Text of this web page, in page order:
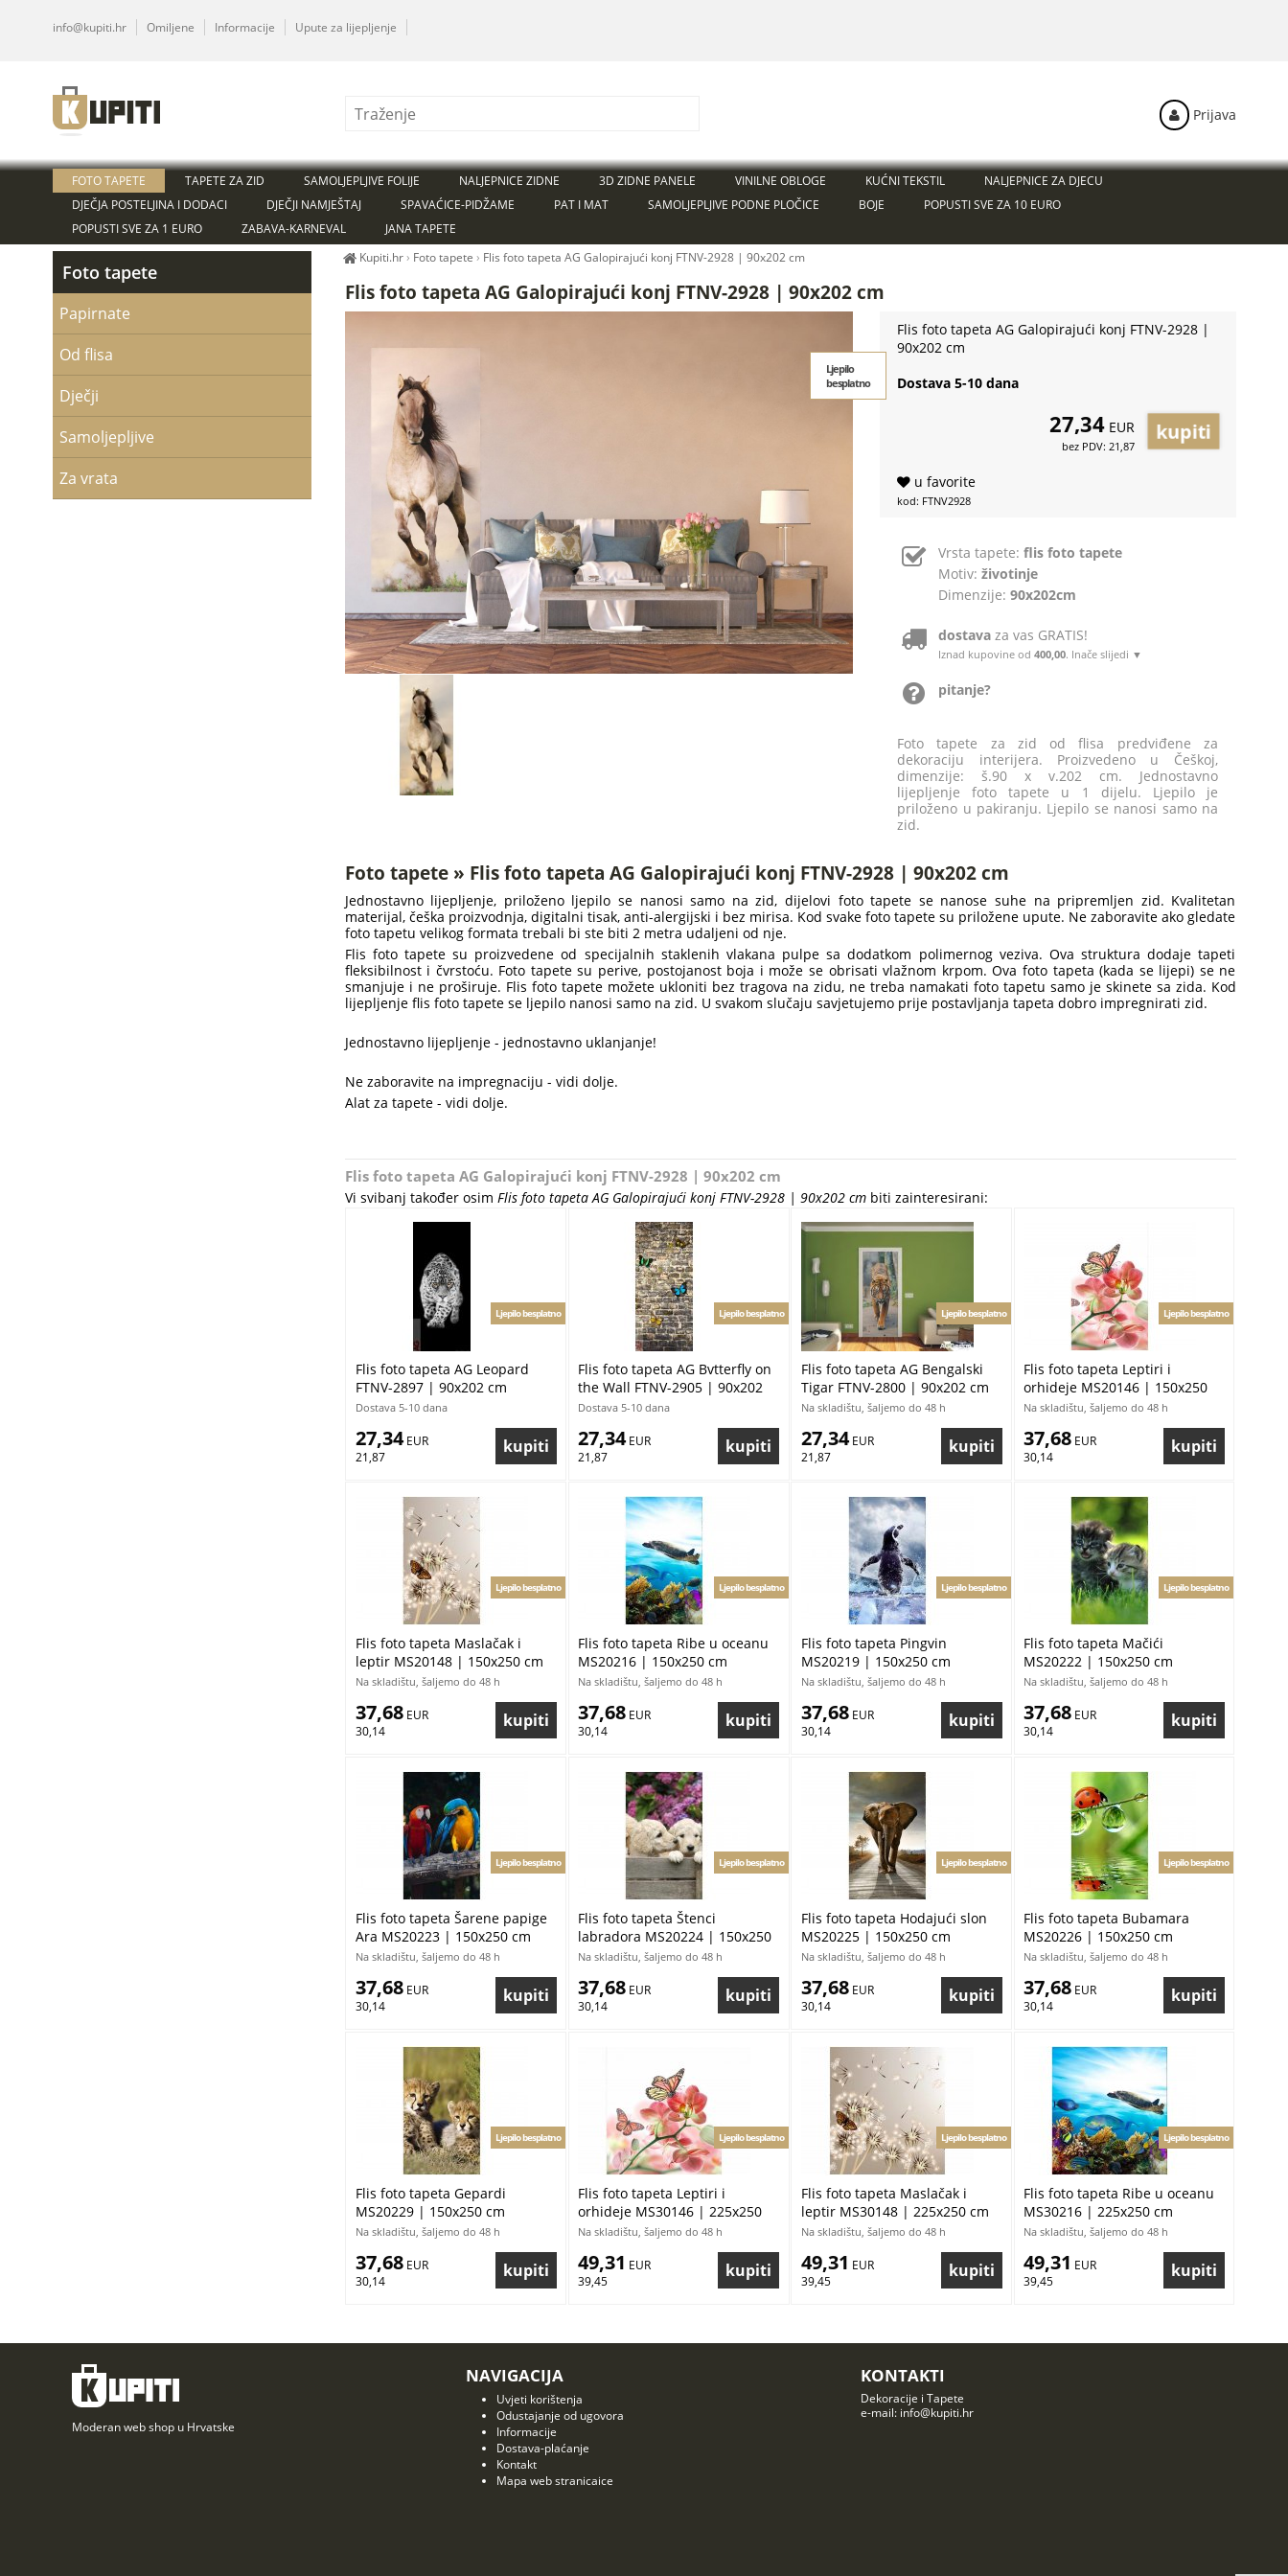
Flis foto tapeta AG Galopirajući konj FTNV-2928 | 90x202 cm
Flis foto tapeta AG Galopirajući konj FTNV-2928 |
90x202 cm
Ljepilo
besplatno
Dostava 5-10 dana
27,34EUR
bez PDV: 21,87
u favorite
kod: FTNV2928
Vrsta tapete:flis foto tapete
Motiv:životinje
Dimenzije:90x202cm
dostava za vas GRATIS!
Iznad kupovine od400,00. Inače slijedi ▼
pitanje?
Foto tapete za zid od flisa predviđene za
dekoraciju interijera. Proizvedeno u Češkoj,
dimenzije: š.90 x v.202 cm. Jednostavno
lijepljenje foto tapete u 1 dijelu. Ljepilo je
priloženo u pakiranju. Ljepilo se nanosi samo na
zid.
Foto tapete » Flis foto tapeta AG Galopirajući konj FTNV-2928 | 90x202 cm
Jednostavno lijepljenje, priloženo ljepilo se nanosi samo na zid, dijelovi foto tapete se nanose suhe na pripremljen zid. Kvalitetan
materijal, češka proizvodnja, digitalni tisak, anti-alergijski i bez mirisa. Kod svake foto tapete su priložene upute. Ne zaboravite ako gledate
foto tapetu velikog formata trebali bi ste biti 2 metra udaljeni od nje.
Flis foto tapete su proizvedene od specijalnih staklenih vlakana pulpe sa dodatkom polimernog veziva. Ova struktura dodaje tapeti
fleksibilnost i čvrstoću. Foto tapete su perive, postojanost boja i može se obrisati vlažnom krpom. Ova foto tapeta (kada se lijepi) se ne
smanjuje i ne proširuje. Flis foto tapete možete ukloniti bez tragova na zidu, ne treba namakati foto tapetu samo je skinete sa zida. Kod
lijepljenje flis foto tapete se ljepilo nanosi samo na zid. U svakom slučaju savjetujemo prije postavljanja tapeta dobro impregnirati zid.
Jednostavno lijepljenje - jednostavno uklanjanje!
Ne zaboravite na impregnaciju - vidi dolje.
Alat za tapete - vidi dolje.
Flis foto tapeta AG Galopirajući konj FTNV-2928 | 90x202 cm
Vi svibanj također osim Flis foto tapeta AG Galopirajući konj FTNV-2928 | 90x202 cmbiti zainteresirani:
Flis foto tapeta AG Leopard
FTNV-2897 | 90x202 cm
Ljepilo besplatno
Dostava 5-10 dana
27,34 EUR
21,87
Flis foto tapeta AG Bvtterfly on
the Wall FTNV-2905 | 90x202
cm
Ljepilo besplatno
Dostava 5-10 dana
27,34 EUR
21,87
Flis foto tapeta AG Bengalski
Tigar FTNV-2800 | 90x202 cm
Ljepilo besplatno
Na skladištu, šaljemo do 48 h
27,34 EUR
21,87
Flis foto tapeta Leptiri i
orhideje MS20146 | 150x250
cm
Ljepilo besplatno
Na skladištu, šaljemo do 48 h
37,68 EUR
30,14
Flis foto tapeta Maslačak i
leptir MS20148 | 150x250 cm
Ljepilo besplatno
Na skladištu, šaljemo do 48 h
37,68 EUR
30,14
Flis foto tapeta Ribe u oceanu
MS20216 | 150x250 cm
Ljepilo besplatno
Na skladištu, šaljemo do 48 h
37,68 EUR
30,14
Flis foto tapeta Pingvin
MS20219 | 150x250 cm
Ljepilo besplatno
Na skladištu, šaljemo do 48 h
37,68 EUR
30,14
Flis foto tapeta Mačići
MS20222 | 150x250 cm
Ljepilo besplatno
Na skladištu, šaljemo do 48 h
37,68 EUR
30,14
Flis foto tapeta Šarene papige
Ara MS20223 | 150x250 cm
Ljepilo besplatno
Na skladištu, šaljemo do 48 h
37,68 EUR
30,14
Flis foto tapeta Štenci
labradora MS20224 | 150x250
cm
Ljepilo besplatno
Na skladištu, šaljemo do 48 h
37,68 EUR
30,14
Flis foto tapeta Hodajući slon
MS20225 | 150x250 cm
Ljepilo besplatno
Na skladištu, šaljemo do 48 h
37,68 EUR
30,14
Flis foto tapeta Bubamara
MS20226 | 150x250 cm
Ljepilo besplatno
Na skladištu, šaljemo do 48 h
37,68 EUR
30,14
Flis foto tapeta Gepardi
MS20229 | 150x250 cm
Ljepilo besplatno
Na skladištu, šaljemo do 48 h
37,68 EUR
30,14
Flis foto tapeta Leptiri i
orhideje MS30146 | 225x250
cm
Ljepilo besplatno
Na skladištu, šaljemo do 48 h
49,31 EUR
39,45
Flis foto tapeta Maslačak i
leptir MS30148 | 225x250 cm
Ljepilo besplatno
Na skladištu, šaljemo do 48 h
49,31 EUR
39,45
Flis foto tapeta Ribe u oceanu
MS30216 | 225x250 cm
Ljepilo besplatno
Na skladištu, šaljemo do 48 h
49,31 EUR
39,45
Foto tapete
Papirnate
Od flisa
Dječji
Samoljepljive
Za vrata
FOTO TAPETE TAPETE ZA ZID SAMOLJEPLJIVE FOLIJE NALJEPNICE ZIDNE 3D ZIDNE PANELE VINILNE OBLOGE KUĆNI TEKSTIL
NALJEPNICE ZA DJECU
DJEČJA POSTELJINA I DODACI
DJEČJI NAMJEŠTAJ SPAVAĆICE-PIDŽAME PAT I MAT SAMOLJEPLJIVE PODNE PLOČICE BOJE
POPUSTI SVE ZA 10 EURO
POPUSTI SVE ZA 1 EURO
ZABAVA-KARNEVAL JANA TAPETE
Kupiti.hr› Foto tapete › Flis foto tapeta AG Galopirajući konj FTNV-2928 | 90x202 cm
info@kupiti.hr Omiljene Informacije Upute za lijepljenje
Prijava
Moderan web shop u Hrvatske
NAVIGACIJA
Uvjeti korištenja
Odustajanje od ugovora
Informacije
Dostava-plaćanje
Kontakt
Mapa web stranicaice
KONTAKTI
Dekoracije i Tapete
e-mail: info@kupiti.hr